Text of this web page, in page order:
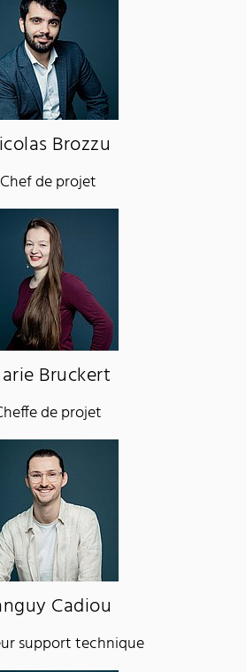
Brozzu
Chef de projet
Bruckert
de projet
Cadiou
support technique